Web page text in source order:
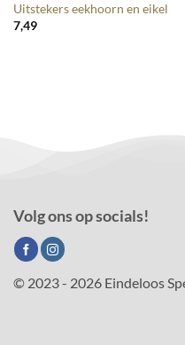
Uitstekers eekhoorn en eikel
7,49
Volg ons op socials!
© 2023 - 2026 Eindeloos